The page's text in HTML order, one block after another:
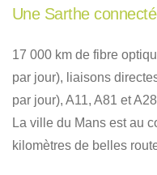
Une Sarthe
17 000 km de fibre
par jour), liaisons
par jour), A11, A81 et
La ville du Mans est au
kilomètres de belles